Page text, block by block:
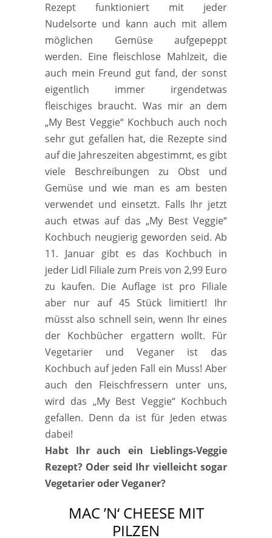
Rezept funktioniert mit jeder
Nudelsorte und kann auch mit allem
möglichen Gemüse aufgepeppt
werden. Eine fleischlose Mahlzeit, die
auch mein Freund gut fand, der sonst
eigentlich immer irgendetwas
fleischiges braucht. Was mir an dem
„My Best Veggie“ Kochbuch auch noch
sehr gut gefallen hat, die Rezepte sind
auf die Jahreszeiten abgestimmt, es gibt
viele Beschreibungen zu Obst und
Gemüse und wie man es am besten
verwendet und einsetzt. Falls Ihr jetzt
auch etwas auf das „My Best Veggie“
Kochbuch neugierig geworden seid. Ab
11. Januar gibt es das Kochbuch in
jeder Lidl Filiale zum Preis von 2,99 Euro
zu kaufen. Die Auflage ist pro Filiale
aber nur auf 45 Stück limitiert! Ihr
müsst also schnell sein, wenn Ihr eines
der Kochbücher ergattern wollt. Für
Vegetarier und Veganer ist das
Kochbuch auf jeden Fall ein Muss! Aber
auch den Fleischfressern unter uns,
wird das „My Best Veggie“ Kochbuch
gefallen. Denn da ist für Jeden etwas
dabei!
Habt Ihr auch ein Lieblings-Veggie
Rezept? Oder seid Ihr vielleicht sogar
Vegetarier oder Veganer?
MAC ’N‘ CHEESE MIT
PILZEN